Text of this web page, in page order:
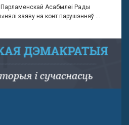
Асабмлеі Рады
заяву на конт парушэнняў ...